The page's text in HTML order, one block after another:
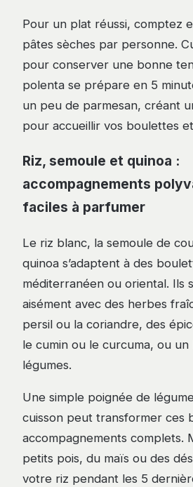
Pour un plat réussi, comptez
pâtes sèches par personne.
pour conserver une bonne
polenta se prépare en 5
un peu de parmesan, créant
pour accueillir vos boulettes
Riz, semoule et quinoa :
accompagnements
faciles à parfumer
Le riz blanc, la semoule de
quinoa s’adaptent à des
méditerranéen ou oriental. Ils
aisément avec des herbes
persil ou la coriandre, des
le cumin ou le curcuma, ou
légumes.
Une simple poignée de
cuisson peut transformer ces
accompagnements complets.
petits pois, du maïs ou des
votre riz pendant les 5